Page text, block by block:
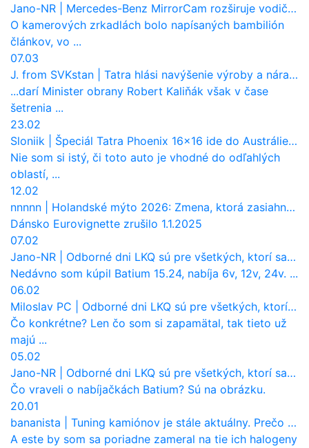
Jano-NR
Mercedes-Benz MirrorCam rozširuje vodičovi výhľad a uberá autobusom odpor vzduchu
O kamerových zrkadlách bolo napísaných bambilión
článkov, vo ...
07.03
J. from SVKstan
Tatra hlási navýšenie výroby a nárast tržieb. Ktorí odberatelia sú kľúčoví?
...darí Minister obrany Robert Kaliňák však v čase
šetrenia ...
23.02
Sloniik
Špeciál Tatra Phoenix 16×16 ide do Austrálie. Na čo bude slúžiť?
Nie som si istý, či toto auto je vhodné do odľahlých
oblastí, ...
12.02
nnnnn
Holandské mýto 2026: Zmena, ktorá zasiahne slovenských dopravcov
Dánsko Eurovignette zrušilo 1.1.2025
07.02
Jano-NR
Odborné dni LKQ sú pre všetkých, ktorí sa chcú dozvedieť niečo viac
Nedávno som kúpil Batium 15.24, nabíja 6v, 12v, 24v. ...
06.02
Miloslav PC
Odborné dni LKQ sú pre všetkých, ktorí sa chcú dozvedieť niečo viac
Čo konkrétne? Len čo som si zapamätal, tak tieto už
majú ...
05.02
Jano-NR
Odborné dni LKQ sú pre všetkých, ktorí sa chcú dozvedieť niečo viac
Čo vraveli o nabíjačkách Batium? Sú na obrázku.
20.01
bananista
Tuning kamiónov je stále aktuálny. Prečo nevyhynul ako pri osobákoch?
A este by som sa poriadne zameral na tie ich halogeny